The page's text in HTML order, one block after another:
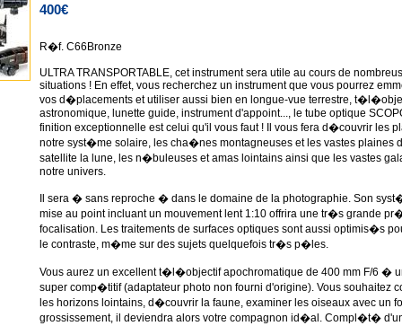
400€
R�f. C66Bronze
ULTRA TRANSPORTABLE, cet instrument sera utile au cours de
situations ! En effet, vous recherchez un instrument que vous pourrez
vos d�placements et utiliser aussi bien en longue-vue terrestre,
astronomique, lunette guide, instrument d'appoint..., le tube optique
finition exceptionnelle est celui qu'il vous faut ! Il vous fera d�couvrir les
notre syst�me solaire, les cha�nes montagneuses et les vastes plaines
satellite la lune, les n�buleuses et amas lointains ainsi que les vastes
notre univers.
Il sera � sans reproche � dans le domaine de la photographie. Son
mise au point incluant un mouvement lent 1:10 offrira une tr�s grande
focalisation. Les traitements de surfaces optiques sont aussi optimis�s
le contraste, m�me sur des sujets quelquefois tr�s p�les.
Vous aurez un excellent t�l�objectif apochromatique de 400 mm F/6 �
super comp�titif (adaptateur photo non fourni d'origine). Vous souhaitez
les horizons lointains, d�couvrir la faune, examiner les oiseaux avec un
grossissement, il deviendra alors votre compagnon id�al. Compl�t�